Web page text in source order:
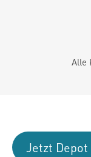
Alle
Jetzt